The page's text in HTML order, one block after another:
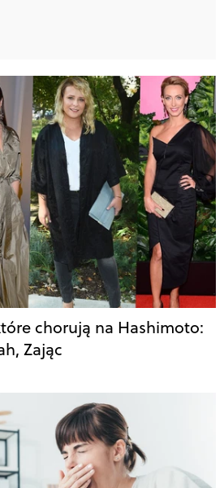
chorują na Hashimoto:
Zając